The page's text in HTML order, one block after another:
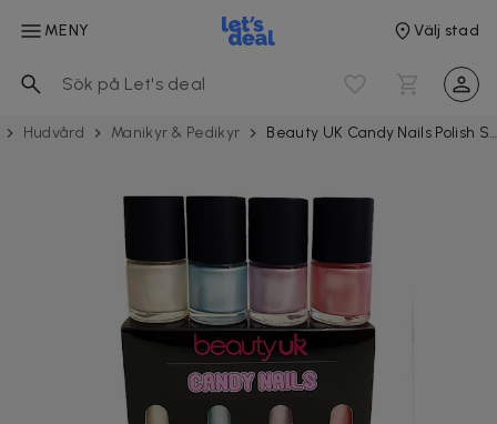
MENY Välj stad
Hudvård Manikyr & Pedikyr Beauty UK Candy Nails Polish Set 4x9ml